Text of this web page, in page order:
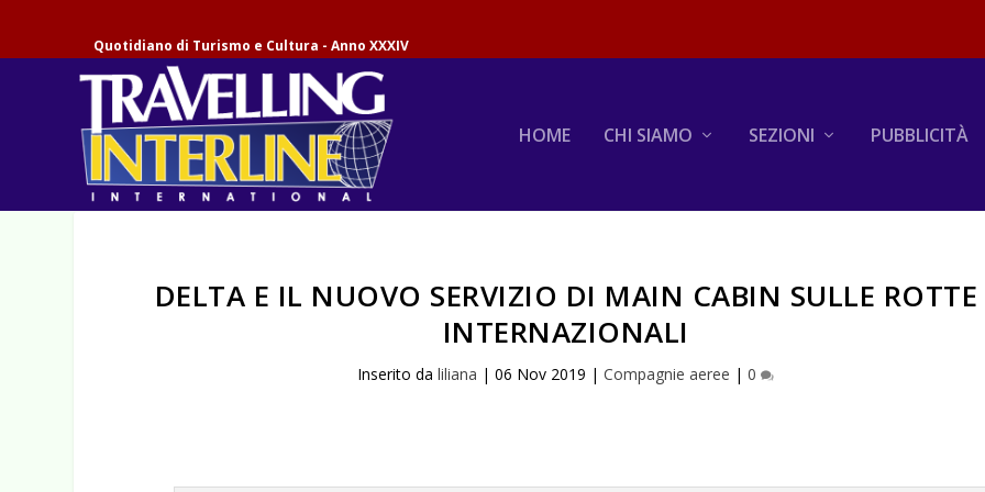
Quotidiano di Turismo e Cultura - Anno XXXIV
HOME CHI SIAMO SEZIONI PUBBLICITÀ
DELTA E IL NUOVO SERVIZIO DI MAIN CABIN SULLE ROTTE
INTERNAZIONALI
Inserito daliliana |06 Nov 2019 |Compagnie aeree |0